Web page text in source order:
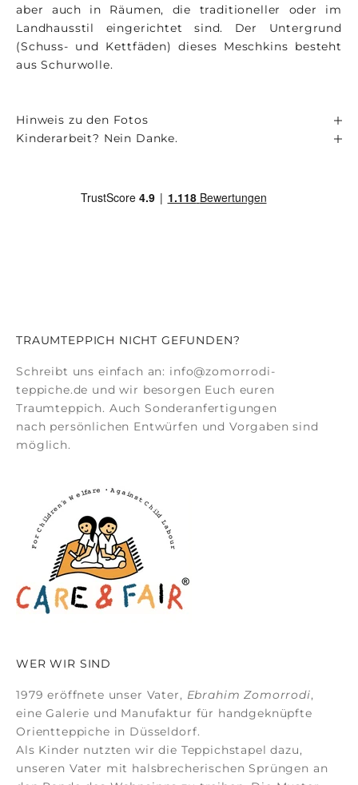
aber auch in Räumen, die traditioneller oder im
Landhausstil eingerichtet sind. Der Untergrund
(Schuss- und Kettfäden) dieses Meschkins besteht
aus Schurwolle.
Hinweis zu den Fotos
Kinderarbeit? Nein Danke.
TRAUMTEPPICH NICHT GEFUNDEN?
Schreibt uns einfach an: info@zomorrodi-
teppiche.de und wir besorgen Euch euren
Traumteppich. Auch Sonderanfertigungen
nach persönlichen Entwürfen und Vorgaben sind
möglich.
WER WIR SIND
1979 eröffnete unser Vater, Ebrahim Zomorrodi,
eine Galerie und Manufaktur für handgeknüpfte
Orientteppiche in Düsseldorf.
Als Kinder nutzten wir die Teppichstapel dazu,
unseren Vater mit halsbrecherischen Sprüngen an